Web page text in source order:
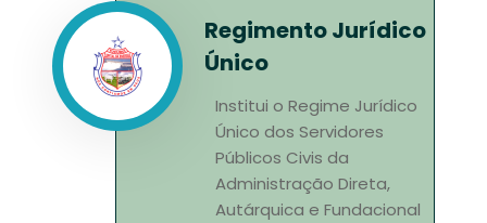
Regimento Jurídico
Único
Institui o Regime Jurídico
Único dos Servidores
Públicos Civis da
Administração Direta,
Autárquica e Fundacional